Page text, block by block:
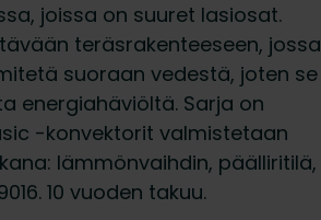
joissa on suuret lasiosat.
teräsrakenteeseen, jossa
suoraan vedestä, joten se
energiahäviöltä. Sarja on
-konvektorit valmistetaan
lämmönvaihdin, päälliritilä,
10 vuoden takuu.